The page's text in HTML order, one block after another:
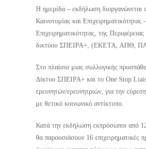
Η ημερίδα – εκδήλωση
Καινοτομίας και
Επιχειρηματικότητας, της
δικτύου ΣΠΕΙΡΑ+, (ΕΚΕΤΑ, ΑΠΘ,
Στο πλαίσιο μιας συλλογικής
Δίκτυο ΣΠΕΙΡΑ+ και το Οne Stop
ερευνητών/ερευνητριών, για την
με θετικό κοινωνικό αντίκτυπο.
Κατά την εκδήλωση εκπρόσωποι από 12
θα παρουσιάσουν 16 επιχειρηματικές